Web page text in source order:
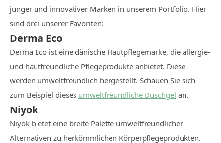
junger und innovativer Marken in unserem Portfolio. Hier
sind drei unserer Favoriten:
Derma Eco
Derma Eco ist eine dänische Hautpflegemarke, die allergie-
und hautfreundliche Pflegeprodukte anbietet. Diese
werden umweltfreundlich hergestellt. Schauen Sie sich
zum Beispiel dieses umweltfreundliche Duschgel an.
Niyok
Niyok bietet eine breite Palette umweltfreundlicher
Alternativen zu herkömmlichen Körperpflegeprodukten.